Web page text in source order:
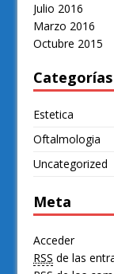
Julio 2016
Marzo 2016
Octubre 2015
Categorías
Estetica
Oftalmologia
Uncategorized
Meta
Acceder
RSS de las